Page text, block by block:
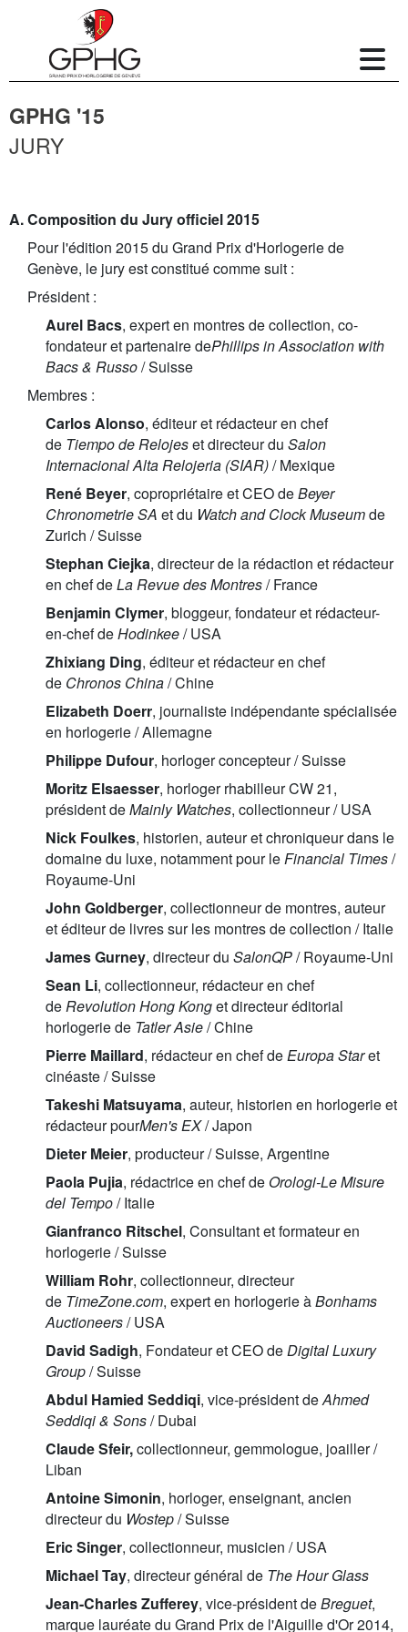
GPHG '15
JURY
A. Composition du Jury officiel 2015
Pour l'édition 2015 du Grand Prix d'Horlogerie de
Genève, le jury est constitué comme suit :
Président :
Aurel Bacs, expert en montres de collection, co-
fondateur et partenaire dePhillips in Association with
Bacs & Russo/ Suisse
Membres :
Carlos Alonso, éditeur et rédacteur en chef
de Tiempo de Relojeset directeur du Salon
Internacional Alta Relojeria (SIAR)/ Mexique
René Beyer, copropriétaire et CEO deBeyer
Chronometrie SA et du Watch and Clock Museumde
Zurich / Suisse
Stephan Ciejka, directeur de la rédaction et rédacteur
en chef deLa Revue des Montres/ France
Benjamin Clymer, bloggeur, fondateur et rédacteur-
en-chef deHodinkee/ USA
Zhixiang Ding, éditeur et rédacteur en chef
de Chronos China/ Chine
Elizabeth Doerr, journaliste indépendante spécialisée
en horlogerie / Allemagne
Philippe Dufour, horloger concepteur / Suisse
Moritz Elsaesser, horloger rhabilleur CW 21,
président deMainly Watches, collectionneur / USA
Nick Foulkes, historien, auteur et chroniqueur dans le
domaine du luxe, notamment pour leFinancial Times/
Royaume-Uni
John Goldberger, collectionneur de montres, auteur
et éditeur de livres sur les montres de collection / Italie
James Gurney, directeur du SalonQP/ Royaume-Uni
Sean Li, collectionneur, rédacteur en chef
deRevolution Hong Konget directeur éditorial
horlogerie de Tatler Asie/ Chine
Pierre Maillard, rédacteur en chef deEuropa Staret
cinéaste / Suisse
Takeshi Matsuyama, auteur, historien en horlogerie et
rédacteur pourMen's EX/ Japon
Dieter Meier, producteur / Suisse, Argentine
Paola Pujia, rédactrice en chef de Orologi-Le Misure
del Tempo/ Italie
Gianfranco Ritschel, Consultant et formateur en
horlogerie / Suisse
William Rohr, collectionneur, directeur
de TimeZone.com, expert en horlogerie àBonhams
Auctioneers/ USA
David Sadigh, Fondateur et CEO deDigital Luxury
Group/ Suisse
Abdul Hamied Seddiqi, vice-président deAhmed
Seddiqi & Sons/ Dubai
Claude Sfeir,collectionneur, gemmologue, joailler /
Liban
Antoine Simonin, horloger, enseignant, ancien
directeur du Wostep/ Suisse
Eric Singer, collectionneur, musicien / USA
Michael Tay, directeur général de The Hour Glass
Jean-Charles Zufferey, vice-président deBreguet,
marque lauréate du Grand Prix de l'Aiguille d'Or 2014,